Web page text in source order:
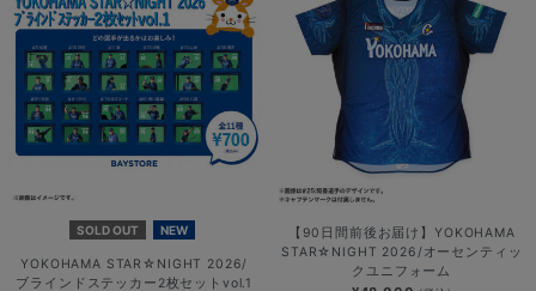
SOLD OUT NEW
YOKOHAMA STAR☆NIGHT 2026/
ブラインドステッカー2枚セットvol.1
【90日間前後お届け】YOKOHAMA
STAR☆NIGHT 2026/オーセンティッ
クユニフォーム